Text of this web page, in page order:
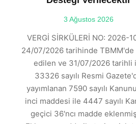
3 Ağustos 2026
VERGİ SİRKÜLERİ NO: 2026-
24/07/2026 tarihinde TBMM'de
edilen ve 31/07/2026 tarihli
33326 sayılı Resmi
yayımlanan 7590 sayılı
inci maddesi ile 4447 sayılı
geçici 36'ncı madde